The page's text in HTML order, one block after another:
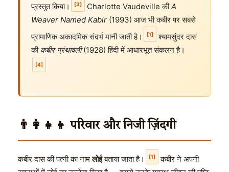
प्रस्तुत किया।
[3] Charlotte Vaudeville कीA
Weaver Named Kabir (1993) आज भी कबीर पर सबसे
प्रामाणिक अकादमिक संदर्भ मानी जाती है।
[1]
श्यामसुंदर दास
की कबीर ग्रंथावली(1928) हिंदी में आधारभूत संकलन है।
[4]
👨‍👩‍👧‍👦 परिवार और निजी ज़िंदगी
कबीर दास की पत्नी का नामलोईबताया जाता है। [1]
कबीर ने अपनी